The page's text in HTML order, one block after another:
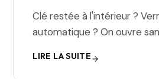
Clé restée à l'intérieur ?
automatique ? On ouvre
LIRE LA SUITE